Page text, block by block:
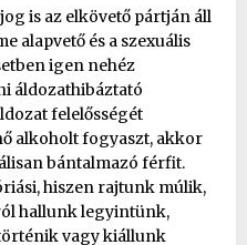
is az elkövető pártján áll
alapvető és a szexuális
igen nehéz
áldozathibáztató
felelősségét
alkoholt fogyaszt, akkor
bántalmazó férfit.
hiszen rajtunk múlik,
hallunk legyintünk,
vagy kiállunk